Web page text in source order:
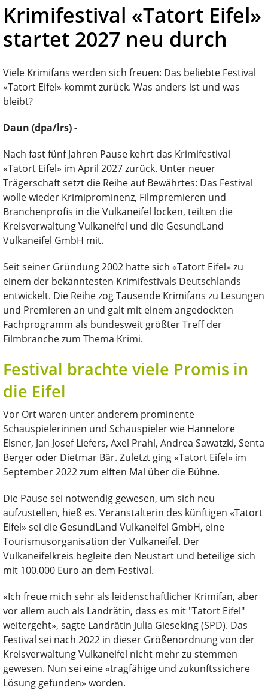
Krimifestival «Tatort Eifel»
startet 2027 neu durch
Viele Krimifans werden sich freuen: Das beliebte Festival
«Tatort Eifel» kommt zurück. Was anders ist und was
bleibt?
Daun (dpa/lrs) -
Nach fast fünf Jahren Pause kehrt das Krimifestival
«Tatort Eifel» im April 2027 zurück. Unter neuer
Trägerschaft setzt die Reihe auf Bewährtes: Das Festival
wolle wieder Krimiprominenz, Filmpremieren und
Branchenprofis in die Vulkaneifel locken, teilten die
Kreisverwaltung Vulkaneifel und die GesundLand
Vulkaneifel GmbH mit.
Seit seiner Gründung 2002 hatte sich «Tatort Eifel» zu
einem der bekanntesten Krimifestivals Deutschlands
entwickelt. Die Reihe zog Tausende Krimifans zu Lesungen
und Premieren an und galt mit einem angedockten
Fachprogramm als bundesweit größter Treff der
Filmbranche zum Thema Krimi.
Festival brachte viele Promis in
die Eifel
Vor Ort waren unter anderem prominente
Schauspielerinnen und Schauspieler wie Hannelore
Elsner, Jan Josef Liefers, Axel Prahl, Andrea Sawatzki, Senta
Berger oder Dietmar Bär. Zuletzt ging «Tatort Eifel» im
September 2022 zum elften Mal über die Bühne.
Die Pause sei notwendig gewesen, um sich neu
aufzustellen, hieß es. Veranstalterin des künftigen «Tatort
Eifel» sei die GesundLand Vulkaneifel GmbH, eine
Tourismusorganisation der Vulkaneifel. Der
Vulkaneifelkreis begleite den Neustart und beteilige sich
mit 100.000 Euro an dem Festival.
«Ich freue mich sehr als leidenschaftlicher Krimifan, aber
vor allem auch als Landrätin, dass es mit "Tatort Eifel"
weitergeht», sagte Landrätin Julia Gieseking (SPD). Das
Festival sei nach 2022 in dieser Größenordnung von der
Kreisverwaltung Vulkaneifel nicht mehr zu stemmen
gewesen. Nun sei eine «tragfähige und zukunftssichere
Lösung gefunden» worden.